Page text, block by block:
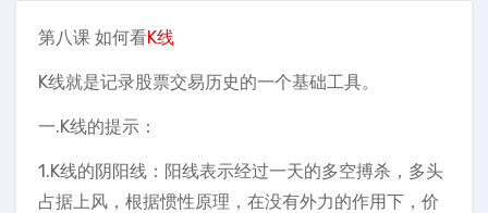
第八课 如何看K线
K线就是记录股票交易历史的一个基础工具。
一.K线的提示：
1.K线的阴阳线：阳线表示经过一天的多空搏杀，多头
占据上风，根据惯性原理，在没有外力的作用下，价